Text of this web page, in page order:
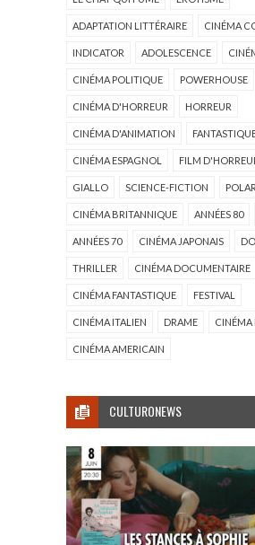
ADAPTATION LITTÉRAIRE CINÉMA
INDICATOR ADOLESCENCE
CINÉMA POLITIQUE POWERHOUSE
CINÉMA D'HORREUR HORREUR
CINÉMA D'ANIMATION
CINÉMA ESPAGNOL FILM
GIALLO SCIENCE-FICTION POLAR
CINÉMA BRITANNIQUE ANNÉES 80
ANNÉES 70 CINÉMA JAPONAIS
THRILLER CINÉMA DOCUMENTAIRE
CINÉMA FANTASTIQUE FESTIVAL
CINÉMA ITALIEN DRAME CINÉMA
CINÉMA AMERICAIN
CULTURONEWS